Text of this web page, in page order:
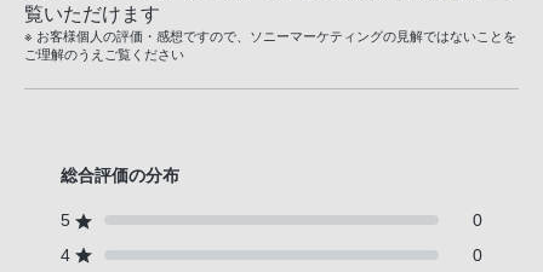
覧いただけます
※ お客様個人の評価・感想ですので、ソニーマーケティングの見解ではないことを
ご理解のうえご覧ください
総合評価の分布
5
0
4
0